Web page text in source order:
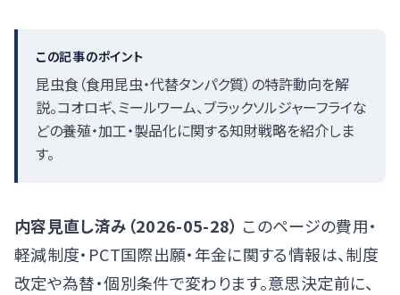
この記事のポイント
昆虫食（食用昆虫・代替タンパク質）の特許動向を解
説。コオロギ、ミールワーム、ブラックソルジャーフライな
どの養殖・加工・製品化に関する知財戦略を紹介しま
す。
内容見直し済み（2026-05-28） このページの費用・
軽減制度・PCT国際出願・年金に関する情報は、制度
改定や為替・個別条件で変わります。意思決定前に、